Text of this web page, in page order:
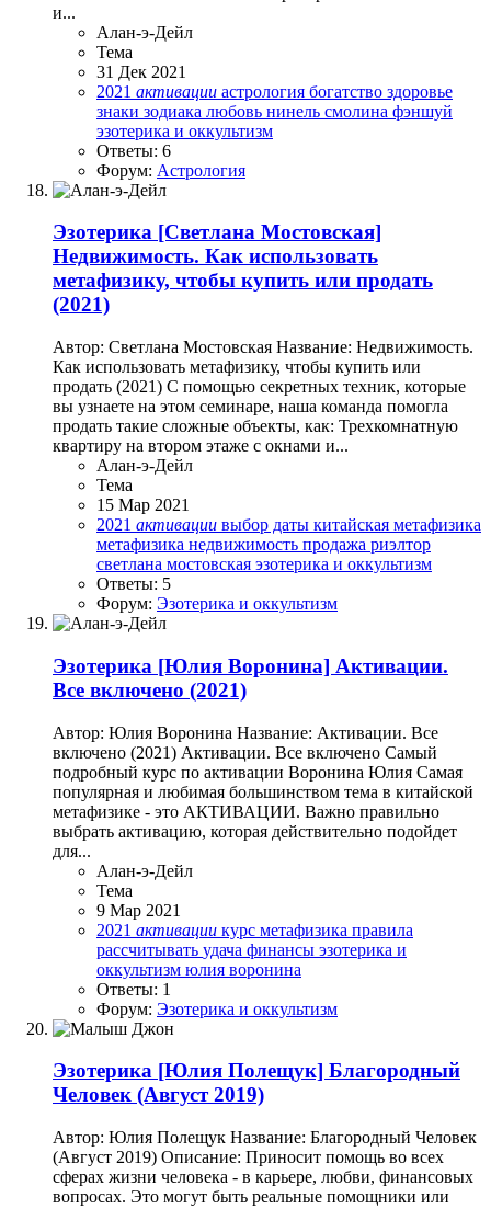
и...
Алан-э-Дейл
Тема
31 Дек 2021
2021 активации астрология богатство здоровье
знаки зодиака любовь нинель смолина фэншуй
эзотерика и оккультизм
Ответы: 6
Форум: Астрология
Эзотерика [Светлана Мостовская]
Недвижимость. Как использовать
метафизику, чтобы купить или продать
(2021)
Автор: Светлана Мостовская Название: Недвижимость.
Как использовать метафизику, чтобы купить или
продать (2021) С помощью секретных техник, которые
вы узнаете на этом семинаре, наша команда помогла
продать такие сложные объекты, как: Трехкомнатную
квартиру на втором этаже с окнами и...
Алан-э-Дейл
Тема
15 Мар 2021
2021 активации выбор даты китайская метафизика
метафизика недвижимость продажа риэлтор
светлана мостовская эзотерика и оккультизм
Ответы: 5
Форум: Эзотерика и оккультизм
Эзотерика [Юлия Воронина] Активации.
Все включено (2021)
Автор: Юлия Воронина Название: Активации. Все
включено (2021) Активации. Все включено Самый
подробный курс по активации Воронина Юлия Самая
популярная и любимая большинством тема в китайской
метафизике - это АКТИВАЦИИ. Важно правильно
выбрать активацию, которая действительно подойдет
для...
Алан-э-Дейл
Тема
9 Мар 2021
2021 активации курс метафизика правила
рассчитывать удача финансы эзотерика и
оккультизм юлия воронина
Ответы: 1
Форум: Эзотерика и оккультизм
Эзотерика [Юлия Полещук] Благородный
Человек (Август 2019)
Автор: Юлия Полещук Название: Благородный Человек
(Август 2019) Описание: Приносит помощь во всех
сферах жизни человека - в карьере, любви, финансовых
вопросах. Это могут быть реальные помощники или